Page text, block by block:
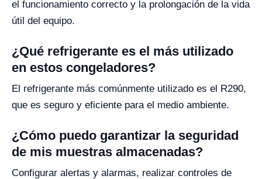
el funcionamiento correcto y la prolongación de la vida
útil del equipo.
¿Qué refrigerante es el más utilizado
en estos congeladores?
El refrigerante más comúnmente utilizado es el R290,
que es seguro y eficiente para el medio ambiente.
¿Cómo puedo garantizar la seguridad
de mis muestras almacenadas?
Configurar alertas y alarmas, realizar controles de